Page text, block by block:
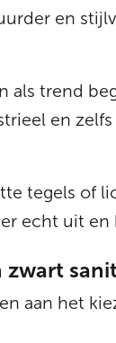
en
als trend
en
tegels of
echt uit en
zwart
aan het